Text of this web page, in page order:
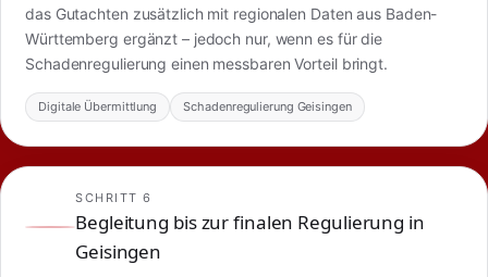
das Gutachten zusätzlich mit regionalen Daten aus Baden-
Württemberg ergänzt – jedoch nur, wenn es für die
Schadenregulierung einen messbaren Vorteil bringt.
Digitale Übermittlung Schadenregulierung Geisingen
SCHRITT 6
Begleitung bis zur finalen Regulierung in
Geisingen